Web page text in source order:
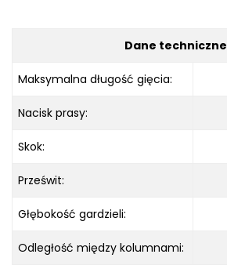
Dane techniczne
Maksymalna długość gięcia:
Nacisk prasy:
Skok:
Prześwit:
Głębokość gardzieli:
Odległość między kolumnami: